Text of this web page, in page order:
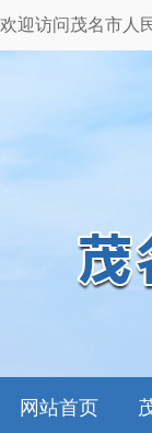
欢迎访问茂名市人
网站首页